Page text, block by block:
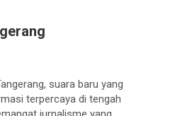
suara baru yang
terpercaya di tengah